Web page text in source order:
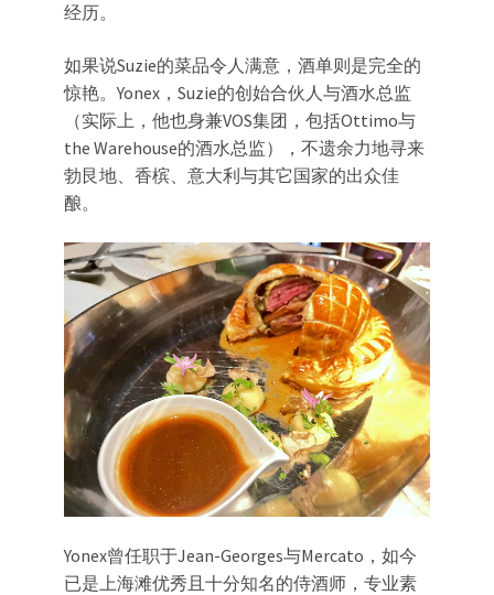
经历。
如果说Suzie的菜品令人满意，酒单则是完全的
惊艳。Yonex，Suzie的创始合伙人与酒水总监
（实际上，他也身兼VOS集团，包括Ottimo与
the Warehouse的酒水总监），不遗余力地寻来
勃艮地、香槟、意大利与其它国家的出众佳
酿。
Yonex曾任职于Jean-Georges与Mercato，如今
已是上海滩优秀且十分知名的侍酒师，专业素